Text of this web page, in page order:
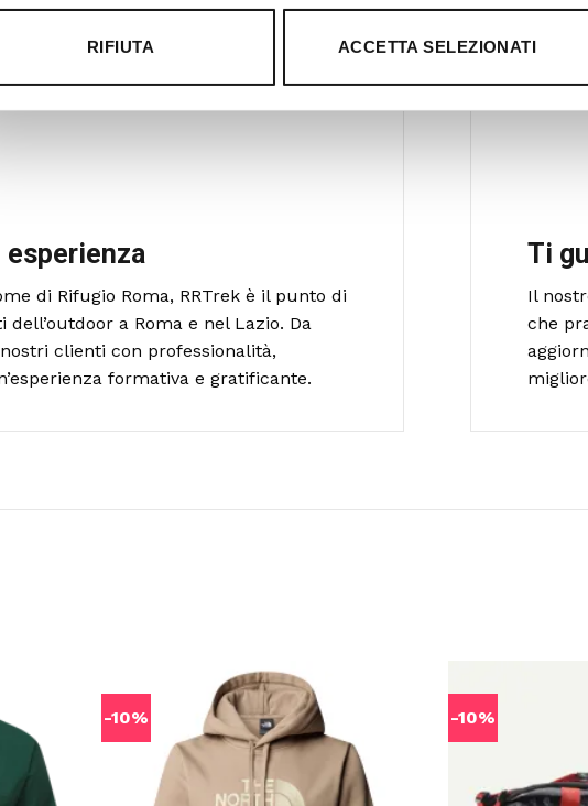
RIFIUTA ACCETTA SELEZIONATI
esperienza
di Rifugio Roma, RRTrek è il punto di
a Roma e nel Lazio. Da
clienti con professionalità,
formativa e gratificante.
Ti
Il
che
-10% -10%